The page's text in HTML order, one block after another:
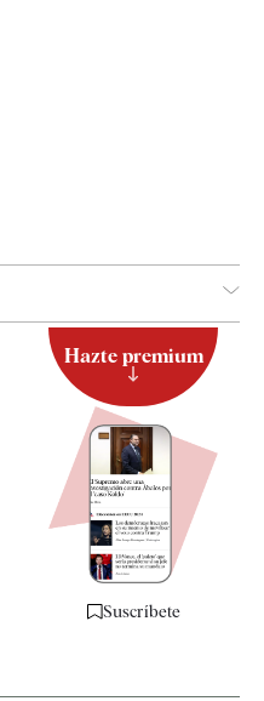
Hazte premium
Suscríbete